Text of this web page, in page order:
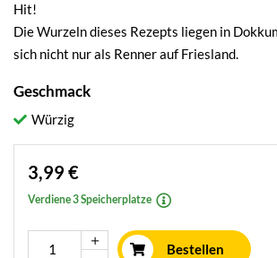
Hit!
Die Wurzeln dieses Rezepts liegen in
sich nicht nur als Renner auf Friesland.
Geschmack
Würzig
3,99 €
Verdiene 3 Speicherplatze
Bestellen